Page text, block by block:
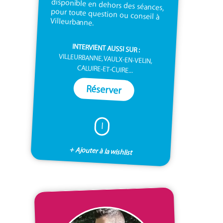
Villeurbanne.
INTERVIENT AUSSI SUR :
VILLEURBANNE, VAULX-EN-VELIN,
CALUIRE-ET-CUIRE...
Réserver
I
+ Ajouter à la wishlist